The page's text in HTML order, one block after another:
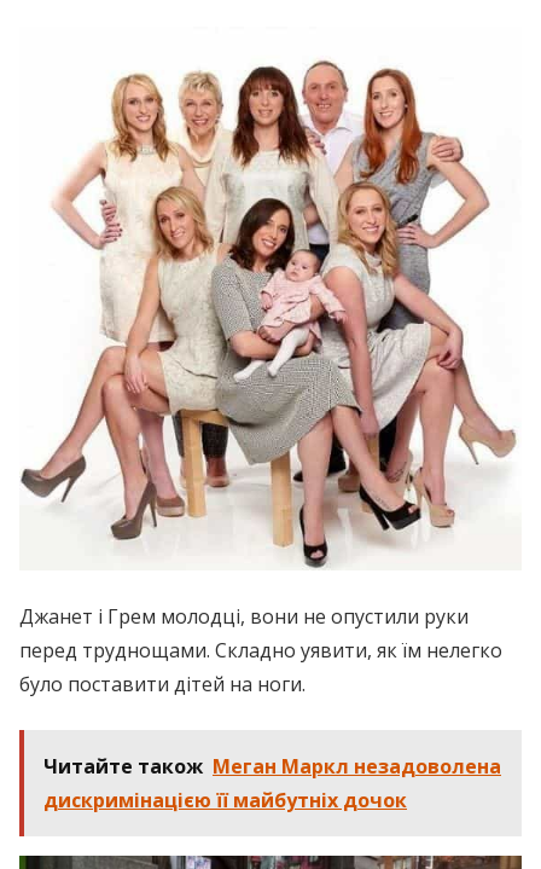
Джанет і Грем молодці, вони не опустили руки
перед труднощами. Складно уявити, як їм нелегко
було поставити дітей на ноги.
Читайте також Меган Маркл незадоволена
диcкpимiнaцією її майбутніх дочок